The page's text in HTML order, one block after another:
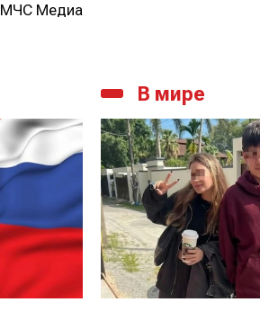
МЧС Медиа
В мире